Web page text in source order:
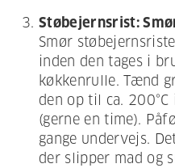
Støbejernsrist:
Smør
inden den tages i
køkkenrulle. Tænd
den op til ca.
(gerne en time).
gange undervejs.
der slipper mad og